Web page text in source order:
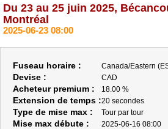
Encans à venir
Calendrier
À propos
À PROPOS
Du 23 au 25 juin 2025,
Montréal
2025-06-23 08:00
Fuseau horaire : Canada/Eastern
Devise : CAD
Acheteur premium : 18.00 %
Extension de temps :20 secondes
Type de mise max : Tour par tour
Mise max débute : 2025-06-16 08:00